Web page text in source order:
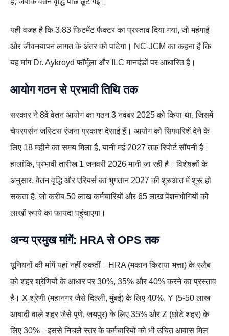
यही वजह है कि 3.83 फिटमेंट फैक्टर का प्रस्ताव दिया गया, जो महंगाई
और जीवनयापन लागत के अंतर को पाटेगा। NC-JCM का कहना है कि
यह मांग Dr. Aykroyd फॉर्मूला और ILC मानदंडों पर आधारित है।
आयोग गठन से प्रभावी तिथि तक
सरकार ने 8वें वेतन आयोग का गठन 3 नवंबर 2025 को किया था, जिसमें
चेयरपर्सन जस्टिस रंजना प्रकाश देसाई हैं। आयोग को सिफारिशें देने के
लिए 18 महीने का समय मिला है, यानी मई 2027 तक रिपोर्ट सौंपनी है।
हालांकि, प्रभावी तारीख 1 जनवरी 2026 मानी जा रही है। विशेषज्ञों के
अनुसार, वेतन वृद्धि और एरियर्स का भुगतान 2027 की शुरुआत में शुरू हो
सकता है, जो करीब 50 लाख कर्मचारियों और 65 लाख पेंशनभोगियों को
लाखों रुपये का फायदा पहुंचाएगा।
अन्य प्रमुख मांगें: HRA से OPS तक
यूनियनों की मांगें यहां नहीं रुकतीं। HRA (मकान किराया भत्ता) के स्लैब
को शहर श्रेणियों के आधार पर 30%, 35% और 40% करने का प्रस्ताव
है। X श्रेणी (महानगर जैसे दिल्ली, मुंबई) के लिए 40%, Y (5-50 लाख
आबादी वाले शहर जैसे पुणे, जयपुर) के लिए 35% और Z (छोटे शहर) के
लिए 30%। इससे निचले स्तर के कर्मचारियों को भी उचित आवास मिल